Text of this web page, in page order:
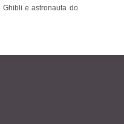
Ghibli e astronauta do